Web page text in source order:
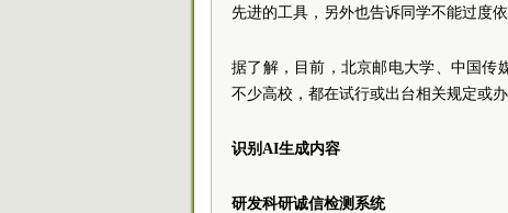
先进的工具，另外也告诉同学不能过度
据了解，目前，北京邮电大学、中国传
不少高校，都在试行或出台相关规定或
识别AI生成内容
研发科研诚信检测系统